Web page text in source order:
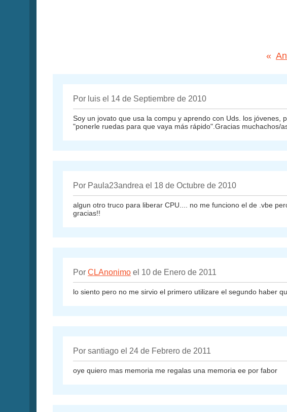
«
Por luis el 14 de Septiembre de 2010
Soy un jovato que usa la compu y aprendo con Uds. los
"ponerle ruedas para que vaya más rápido".Gracias muchachos/
Por Paula23andrea el 18 de Octubre de 2010
algun otro truco para liberar CPU.... no me funciono el de .vbe
gracias!!
Por CLAnonimo el 10 de Enero de 2011
lo siento pero no me sirvio el primero utilizare el segundo haber
Por santiago el 24 de Febrero de 2011
oye quiero mas memoria me regalas una memoria ee por fabor